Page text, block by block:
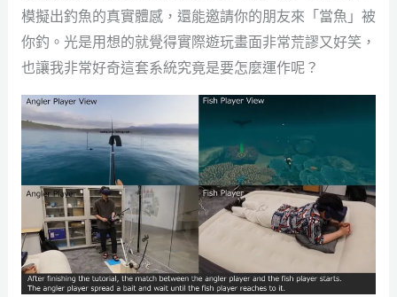
模擬出釣魚的真實體感，還能邀請你的朋友來「當魚」被
你釣。光是用想的就覺得實際遊玩畫面非常荒謬又好笑，
也讓我非常好奇這套系統究竟是要怎麼運作呢？